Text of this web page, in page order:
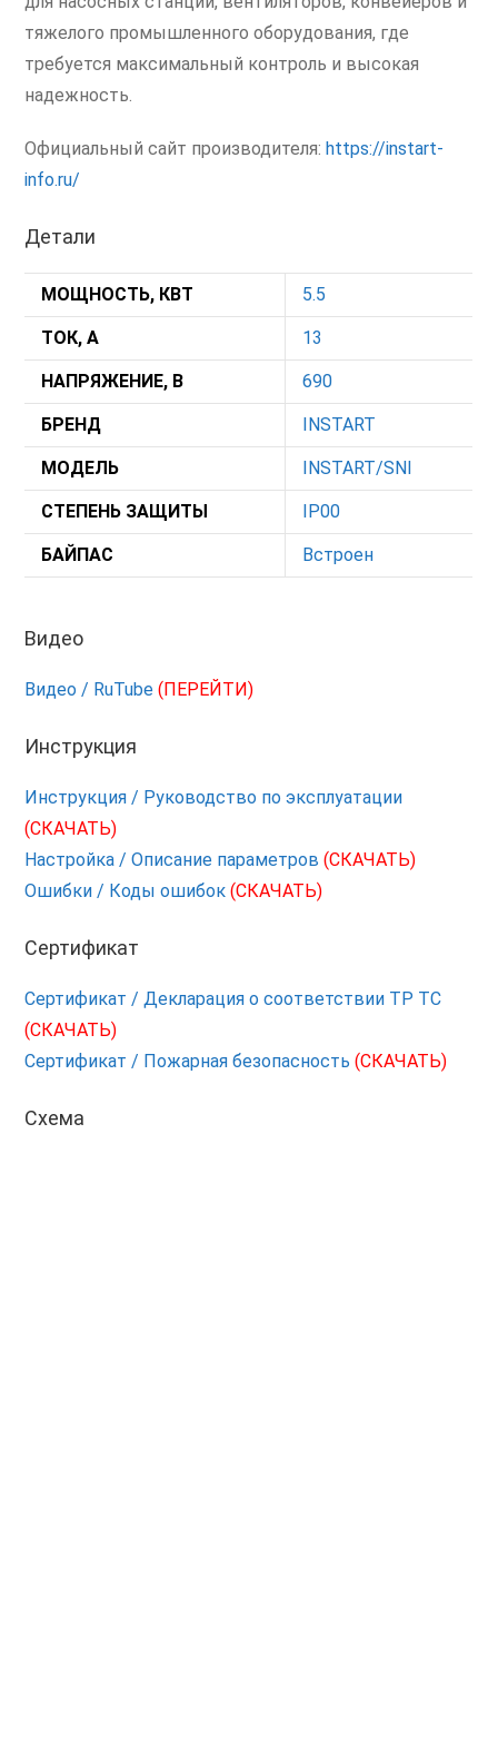
тяжелого промышленного оборудования, где
требуется максимальный контроль и высокая
надежность.
Официальный сайт производителя: https://instart-
info.ru/
Детали
МОЩНОСТЬ, КВТ 5.5
ТОК, А 13
НАПРЯЖЕНИЕ, В 690
БРЕНД INSTART
МОДЕЛЬ INSTART/SNI
СТЕПЕНЬ ЗАЩИТЫ IP00
БАЙПАС Встроен
Видео
Видео / RuTube(ПЕРЕЙТИ)
Инструкция
Инструкция / Руководство по эксплуатации
(СКАЧАТЬ)
Настройка / Описание параметров(СКАЧАТЬ)
Ошибки / Коды ошибок(СКАЧАТЬ)
Сертификат
Сертификат / Декларация о соответствии ТР ТС
(СКАЧАТЬ)
Сертификат / Пожарная безопасность (СКАЧАТЬ)
Схема